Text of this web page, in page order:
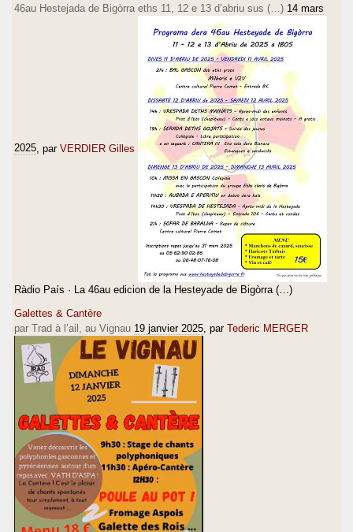
46au Hestejada de Bigòrra eths 11, 12 e 13 d’abriu sus (…) 14 mars
2025 , par VERDIER Gilles
Ràdio País · La 46au edicion de la Hesteyade de Bigòrra (…)
Galettes & Cantère
par Trad à l’ail, au Vignau 19 janvier 2025 , par Tederic MERGER